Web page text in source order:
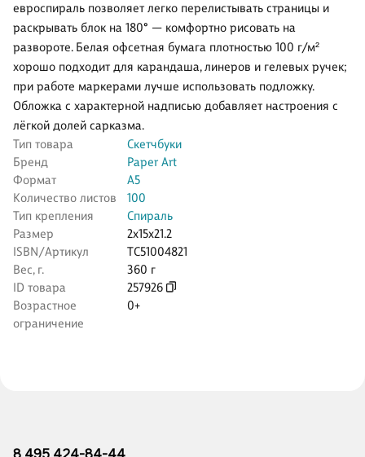
евроспираль позволяет легко перелистывать страницы и
раскрывать блок на 180° — комфортно рисовать на
развороте. Белая офсетная бумага плотностью 100 г/м²
хорошо подходит для карандаша, линеров и гелевых ручек;
при работе маркерами лучше использовать подложку.
Обложка с характерной надписью добавляет настроения с
лёгкой долей сарказма.
Тип товара
Скетчбуки
Бренд
Paper Art
Формат
А5
Количество листов
100
Тип крепления
Спираль
Размер
2x15x21.2
ISBN/Артикул
ТС51004821
Вес, г.
360 г
ID товара
257926
Возрастное
ограничение
0+